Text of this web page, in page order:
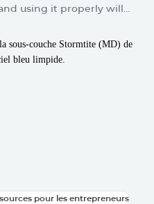
using it properly will
pour les entrepreneurs